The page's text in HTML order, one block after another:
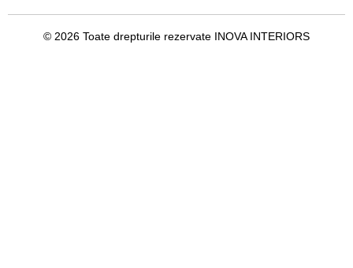
© 2026 Toate drepturile rezervate INOVA INTERIORS